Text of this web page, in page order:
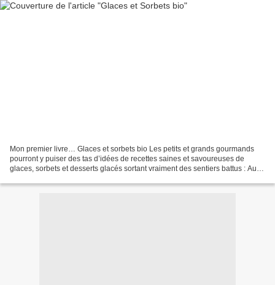
Mon premier livre… Glaces et sorbets bio Les petits et grands gourmands
pourront y puiser des tas d’idées de recettes saines et savoureuses de
glaces, sorbets et desserts glacés sortant vraiment des sentiers battus : Au fil